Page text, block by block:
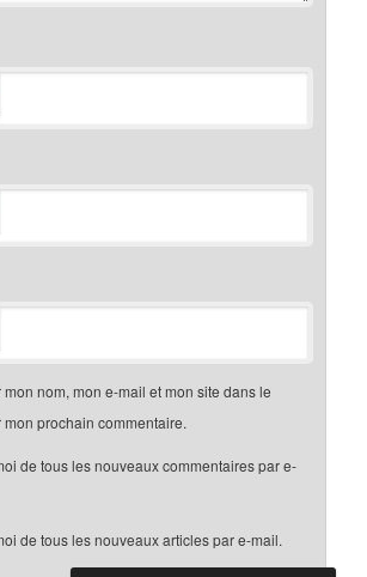
mon nom, mon e-mail et mon site dans le
prochain commentaire.
de tous les nouveaux commentaires par e-
de tous les nouveaux articles par e-mail.